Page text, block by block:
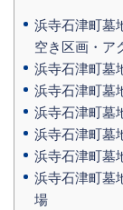
浜寺石津町墓
空き区画・ア
浜寺石津町墓
浜寺石津町墓
浜寺石津町墓
浜寺石津町墓
浜寺石津町墓
浜寺石津町墓
場